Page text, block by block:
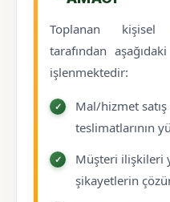
Toplanan kişisel
tarafından
işlenmektedir:
Mal/hizmet
teslimatlarının
Müşteri ilişkileri
şikayetlerin